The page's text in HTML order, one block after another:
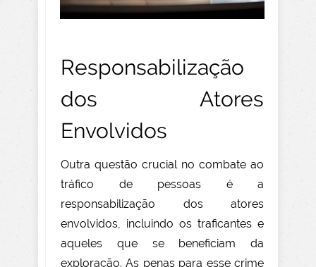
Responsabilização
dos Atores
Envolvidos
Outra questão crucial no combate ao
tráfico de pessoas é a
responsabilização dos atores
envolvidos, incluindo os traficantes e
aqueles que se beneficiam da
exploração. As penas para esse crime